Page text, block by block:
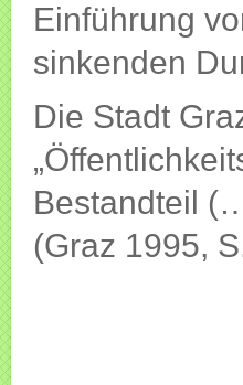
Einführung
sinkenden
Die Stadt
Bestandteil
(Graz 1995,